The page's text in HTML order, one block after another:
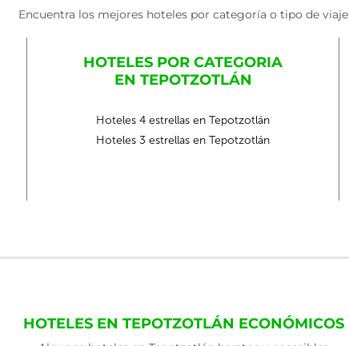
Encuentra los mejores hoteles por categoría o tipo de viaje
HOTELES POR CATEGORIA
EN TEPOTZOTLÁN
Hoteles 4 estrellas en Tepotzotlán
Hoteles 3 estrellas en Tepotzotlán
HOTELES EN TEPOTZOTLÁN ECONÓMICOS